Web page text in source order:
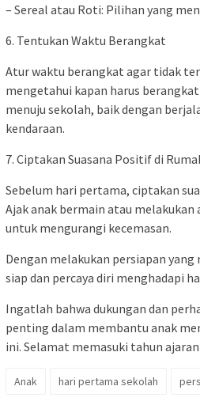
– Sereal atau Roti: Pilihan yang
6. Tentukan Waktu Berangkat
Atur waktu berangkat agar tidak
mengetahui kapan harus
menuju sekolah, baik dengan
kendaraan.
7. Ciptakan Suasana Positif di
Sebelum hari pertama, ciptakan
Ajak anak bermain atau
untuk mengurangi kecemasan.
Dengan melakukan persiapan
siap dan percaya diri menghadapi
Ingatlah bahwa dukungan dan
penting dalam membantu anak
ini. Selamat memasuki tahun
Anak hari pertama sekolah